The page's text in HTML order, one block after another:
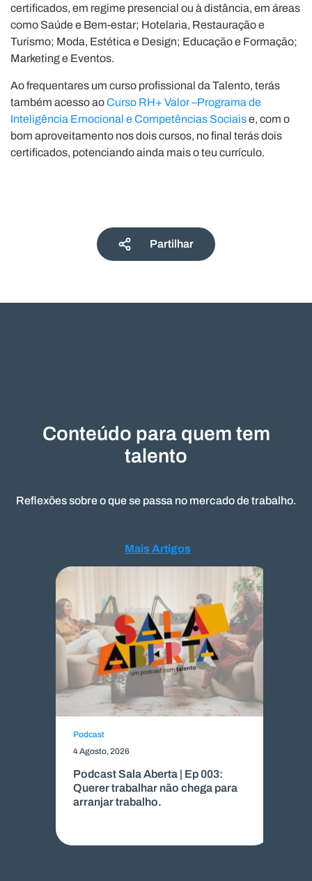
certificados, em regime presencial ou à distância, em áreas
como Saúde e Bem-estar; Hotelaria, Restauração e
Turismo; Moda, Estética e Design; Educação e Formação;
Marketing e Eventos.
Ao frequentares um curso profissional da Talento, terás
também acesso aoCurso RH+ Valor –Programa de
Inteligência Emocional e Competências Sociaise, com o
bom aproveitamento nos dois cursos, no final terás dois
certificados, potenciando ainda mais o teu currículo.
Partilhar
Conteúdo para quem tem
talento
Reflexões sobre o que se passa no mercado de trabalho.
Mais Artigos
Podcast
4 Agosto, 2026
Podcast Sala Aberta | Ep 003:
Querer trabalhar não chega para
arranjar trabalho.